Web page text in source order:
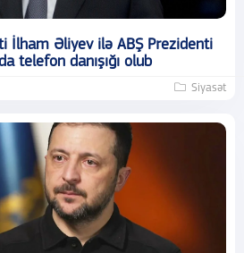
İlham Əliyev ilə ABŞ Prezidenti
telefon danışığı olub
Siyasət